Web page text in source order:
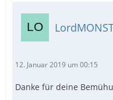
12. Januar 2019 um 00:15
Danke für deine